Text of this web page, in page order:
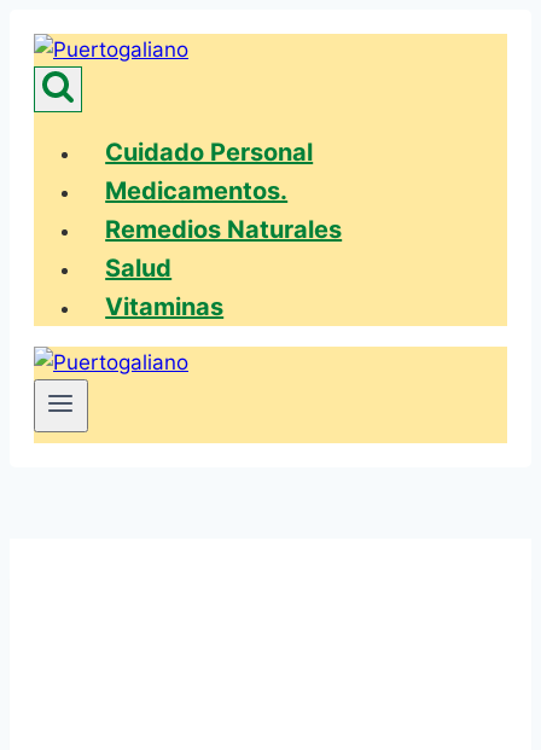
contenido
Cuidado Personal
Medicamentos.
Remedios Naturales
Salud
Vitaminas